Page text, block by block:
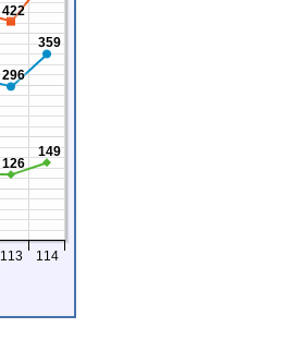
296
359
126
149
422
113 114